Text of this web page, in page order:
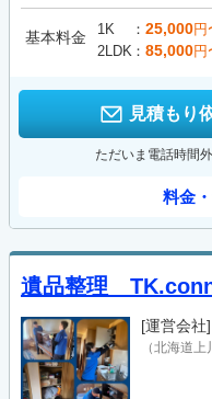
基本料金 1K 25,000円
2LDK
85,000円
見積もり
ただいま電話時間
料金
遺品整理
[運営会社]
（北海道